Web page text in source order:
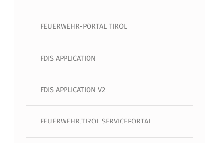
FEUERWEHR-PORTAL TIROL
FDIS APPLICATION
FDIS APPLICATION V2
FEUERWEHR.TIROL SERVICEPORTAL